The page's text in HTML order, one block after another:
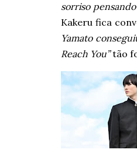
sorriso
Kakeru fica
Yamato
Reach You”tão